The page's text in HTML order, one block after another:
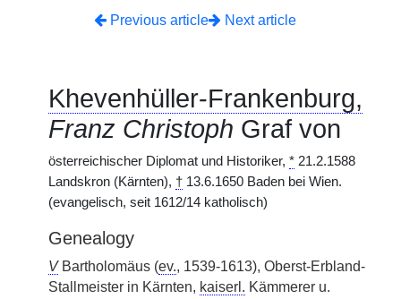
Previous article
Next article
Khevenhüller-Frankenburg,
Franz Christoph Graf von
österreichischer Diplomat und Historiker, * 21.2.1588
Landskron (Kärnten), † 13.6.1650 Baden bei Wien.
(evangelisch, seit 1612/14 katholisch)
Genealogy
VBartholomäus (ev., 1539-1613), Oberst-Erbland-
Stallmeister in Kärnten, kaiserl. Kämmerer u.